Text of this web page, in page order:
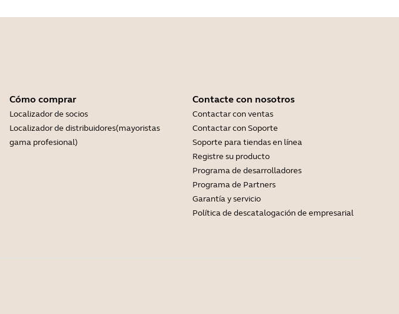
Cómo comprar
Localizador de socios
Localizador de distribuidores(mayoristas
gama profesional)
Contacte con nosotros
Contactar con ventas
Contactar con Soporte
Soporte para tiendas en línea
Registre su producto
Programa de desarrolladores
Programa de Partners
Garantía y servicio
Política de descatalogación de empresarial